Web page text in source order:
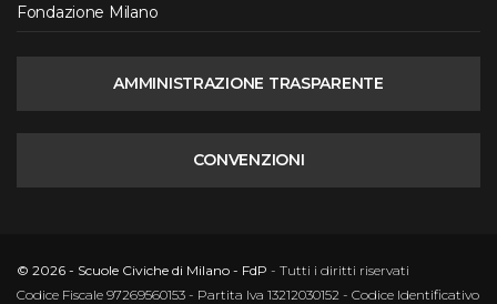
Fondazione Milano
AMMINISTRAZIONE TRASPARENTE
CONVENZIONI
© 2026 - Scuole Civiche di Milano - FdP - Tutti i diritti riservati
Codice Fiscale 97269560153 - Partita Iva 13212030152 - Codice Identificativo